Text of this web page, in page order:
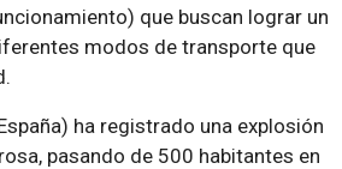
que buscan lograr un
modos de transporte que
ha registrado una explosión
pasando de 500 habitantes en